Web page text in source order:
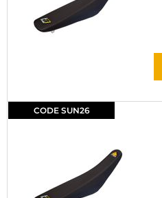
CODE SUN26